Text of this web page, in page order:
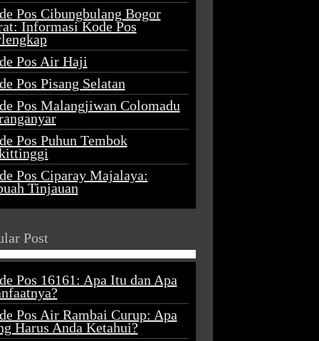
Pos Cibungbulang Bogor
Informasi Kode Pos
Pos Air Haji
Pos Pisang Selatan
Pos Malangjiwan Colomadu
Pos Puhun Tembok
Pos Ciparay Majalaya:
Tinjauan
Post
Pos 16161: Apa Itu dan Apa
Pos Air Rambai Curup: Apa
Harus Anda Ketahui?